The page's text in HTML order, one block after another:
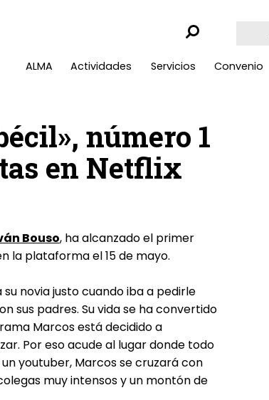
ALMA Actividades Servicios Convenio
número 1
en Netflix
Bouso, ha alcanzado el primer
la plataforma el 15 de mayo.
novia justo cuando iba a pedirle
sus padres. Su vida se ha convertido
Marcos está decidido a
Por eso acude al lugar donde todo
youtuber, Marcos se cruzará con
muy intensos y un montón de